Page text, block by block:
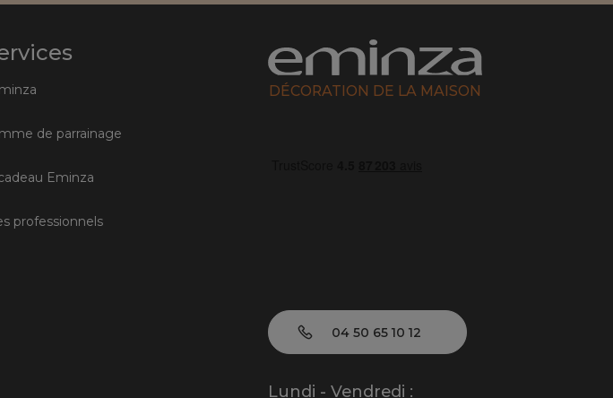
de parrainage
Eminza
professionnels
DÉCORATION DE LA MAISON
04 50 65 10 12
Lundi - Vendredi :